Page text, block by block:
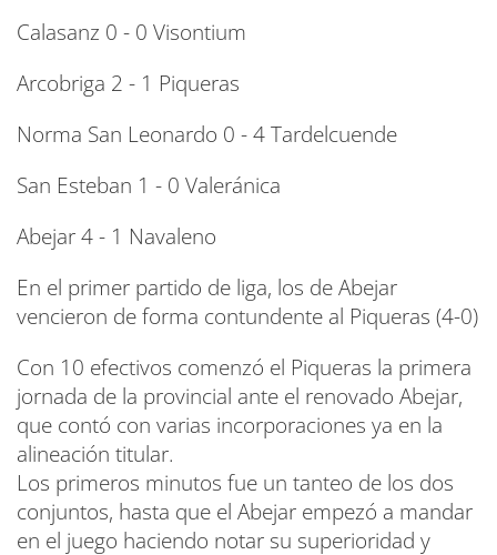
Calasanz 0 - 0 Visontium
Arcobriga 2 - 1 Piqueras
Norma San Leonardo 0 - 4 Tardelcuende
San Esteban 1 - 0 Valeránica
Abejar 4 - 1 Navaleno
En el primer partido de liga, los de Abejar
vencieron de forma contundente al Piqueras (4-0)
Con 10 efectivos comenzó el Piqueras la primera
jornada de la provincial ante el renovado Abejar,
que contó con varias incorporaciones ya en la
alineación titular.
Los primeros minutos fue un tanteo de los dos
conjuntos, hasta que el Abejar empezó a mandar
en el juego haciendo notar su superioridad y